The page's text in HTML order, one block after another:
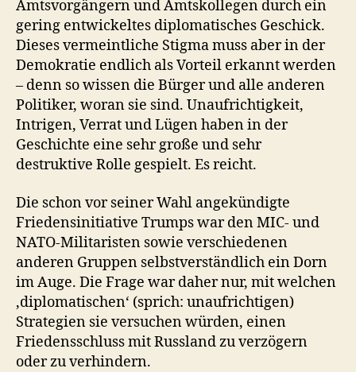
Amtsvorgängern und Amtskollegen durch ein
gering entwickeltes diplomatisches Geschick.
Dieses vermeintliche Stigma muss aber in der
Demokratie endlich als Vorteil erkannt werden
– denn so wissen die Bürger und alle anderen
Politiker, woran sie sind. Unaufrichtigkeit,
Intrigen, Verrat und Lügen haben in der
Geschichte eine sehr große und sehr
destruktive Rolle gespielt. Es reicht.
Die schon vor seiner Wahl angekündigte
Friedensinitiative Trumps war den MIC- und
NATO-Militaristen sowie verschiedenen
anderen Gruppen selbstverständlich ein Dorn
im Auge. Die Frage war daher nur, mit welchen
‚diplomatischen‘ (sprich: unaufrichtigen)
Strategien sie versuchen würden, einen
Friedensschluss mit Russland zu verzögern
oder zu verhindern.